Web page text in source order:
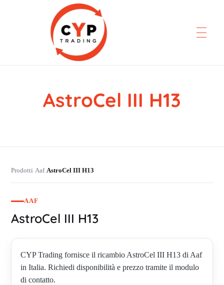
CYP Trading
Professionelle Ersatzteilbeschaffung
AstroCel III H13
Prodotti›Aaf›AstroCel III H13
AAF
AstroCel III H13
CYP Trading fornisce il ricambio AstroCel III H13 di Aaf
in Italia. Richiedi disponibilità e prezzo tramite il modulo
di contatto.